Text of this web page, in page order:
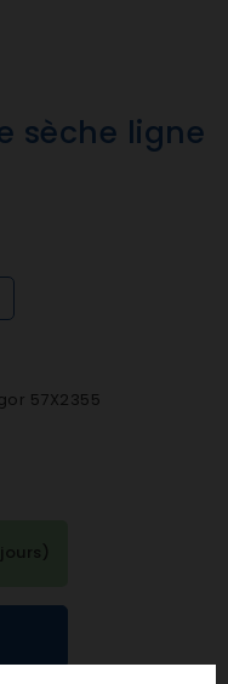
sèche ligne
57X2355